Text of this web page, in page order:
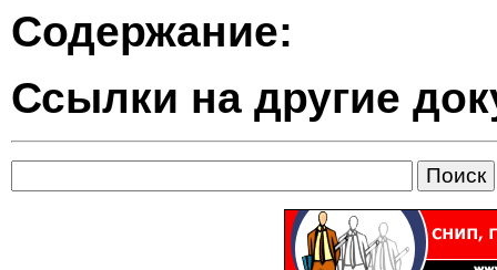
Содержание:
Ссылки на другие